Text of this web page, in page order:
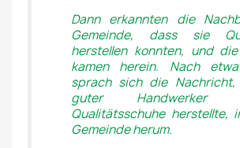
Dann erkannten die
Gemeinde, dass sie
herstellen konnten, und
kamen herein. Nach
sprach sich die
guter
Qualitätsschuhe herstellte,
Gemeinde herum.